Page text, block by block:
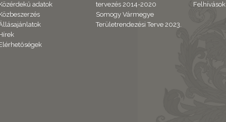
adatok
tervezés 2014-2020
Somogy Vármegye
Területrendezési Terve 2023.
Felhívások